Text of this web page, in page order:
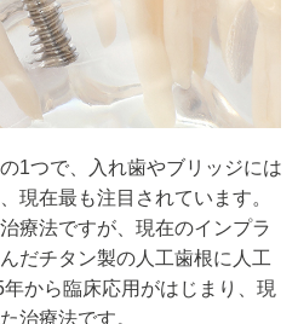
1つで、入れ歯やブリッジには
現在最も注目されています。
療法ですが、現在のインプラ
だチタン製の人工歯根に人工
から臨床応用がはじまり、現
治療法です。